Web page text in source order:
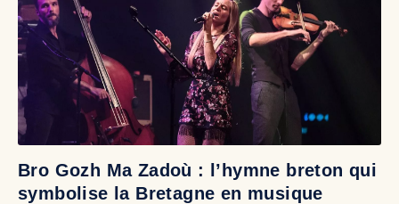
Bro Gozh Ma Zadoù : l’hymne breton qui
symbolise la Bretagne en musique